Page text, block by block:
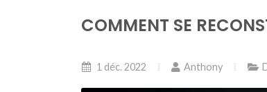
COMMENT SE
1 déc. 2022 Anthony